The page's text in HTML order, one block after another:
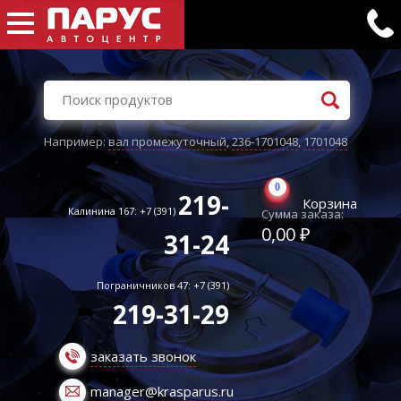
Например:вал промежуточный,236-1701048,1701048
Калинина 167: +7 (391) 219-
31-24
Пограничников 47: +7 (391)
219-31-29
заказать звонок
manager@krasparus.ru
0
Корзина
Сумма заказа:
0,00 ₽